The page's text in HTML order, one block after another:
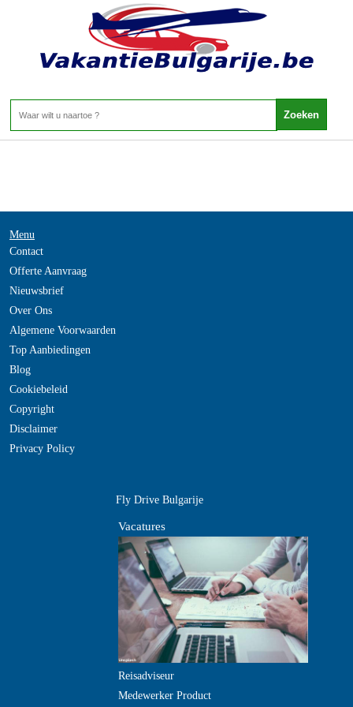
Home>
Menu
Contact
Offerte Aanvraag
Nieuwsbrief
Over Ons
Algemene Voorwaarden
Top Aanbiedingen
Blog
Cookiebeleid
Copyright
Disclaimer
Privacy Policy
Fly Drive Bulgarije
Vacatures
Reisadviseur
Medewerker Product